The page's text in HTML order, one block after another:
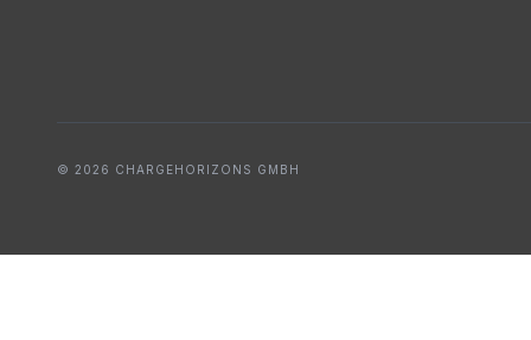
© 2026 CHARGEHORIZONS GMBH